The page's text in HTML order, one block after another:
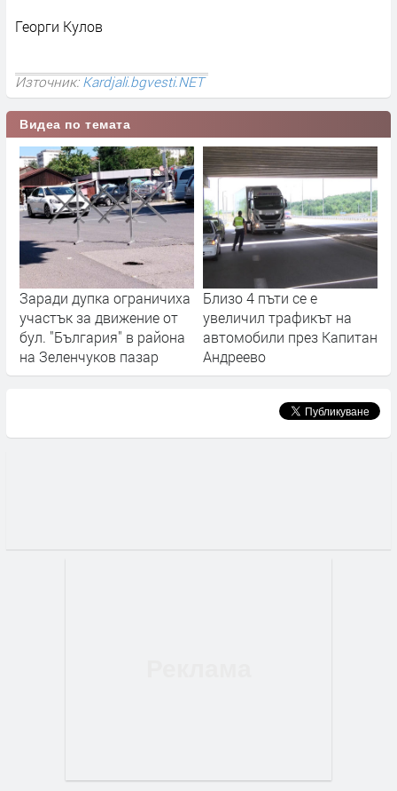
Георги Кулов
Източник:Kardjali.bgvesti.NET
Видеа по темата
Заради дупка ограничиха
участък за движение от
бул. "България" в района
на Зеленчуков пазар
Близо 4 пъти се е
увеличил трафикът на
автомобили през Капитан
Андреево